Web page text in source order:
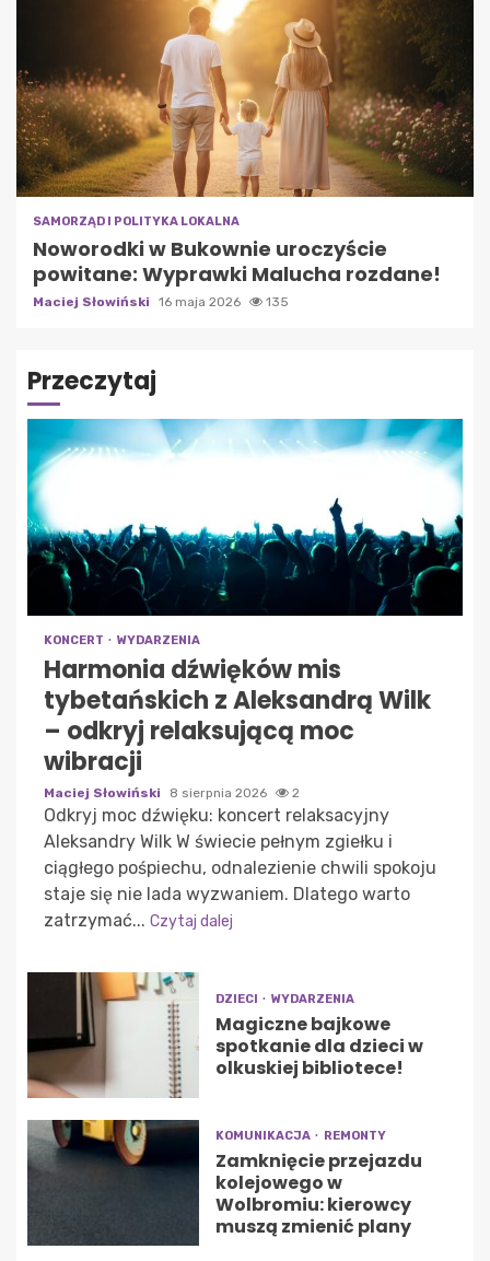
SAMORZĄD I POLITYKA LOKALNA
Noworodki w Bukownie uroczyście
powitane: Wyprawki Malucha rozdane!
Maciej Słowiński 16 maja 2026 135
Przeczytaj
KONCERT WYDARZENIA
Harmonia dźwięków mis
tybetańskich z Aleksandrą Wilk
– odkryj relaksującą moc
wibracji
Maciej Słowiński 8 sierpnia 2026 2
Odkryj moc dźwięku: koncert relaksacyjny
Aleksandry Wilk W świecie pełnym zgiełku i
ciągłego pośpiechu, odnalezienie chwili spokoju
staje się nie lada wyzwaniem. Dlatego warto
zatrzymać... Czytaj dalej
DZIECI WYDARZENIA
Magiczne bajkowe
spotkanie dla dzieci w
olkuskiej bibliotece!
KOMUNIKACJA REMONTY
Zamknięcie przejazdu
kolejowego w
Wolbromiu: kierowcy
muszą zmienić plany